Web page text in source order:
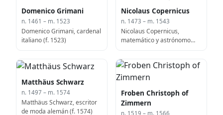
Domenico Grimani
n. 1461 – m. 1523
Domenico Grimani, cardenal
italiano (f. 1523)
Nicolaus Copernicus
n. 1473 – m. 1543
Nicolaus Copernicus,
matemático y astrónomo
Matthäus Schwarz
n. 1497 – m. 1574
Matthäus Schwarz, escritor
de moda alemán (f. 1574)
Froben Christoph of
Zimmern
n. 1519 – m. 1566